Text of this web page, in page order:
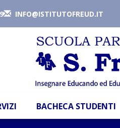
INFO@ISTITUTOFREUD.IT
BACHECA STUDENTI